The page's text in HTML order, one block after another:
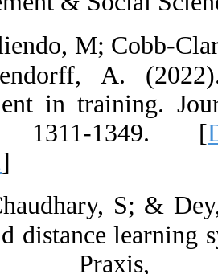
9.  Caliendo,
&
investment in
57(4),
10. 
open and
Open